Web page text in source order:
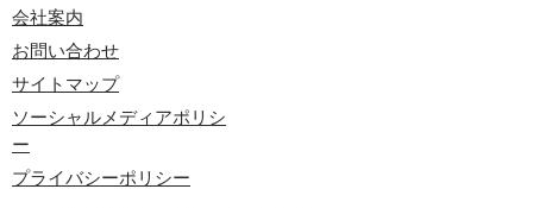
会社案内
お問い合わせ
サイトマップ
ソーシャルメディアポリシ
ー
プライバシーポリシー